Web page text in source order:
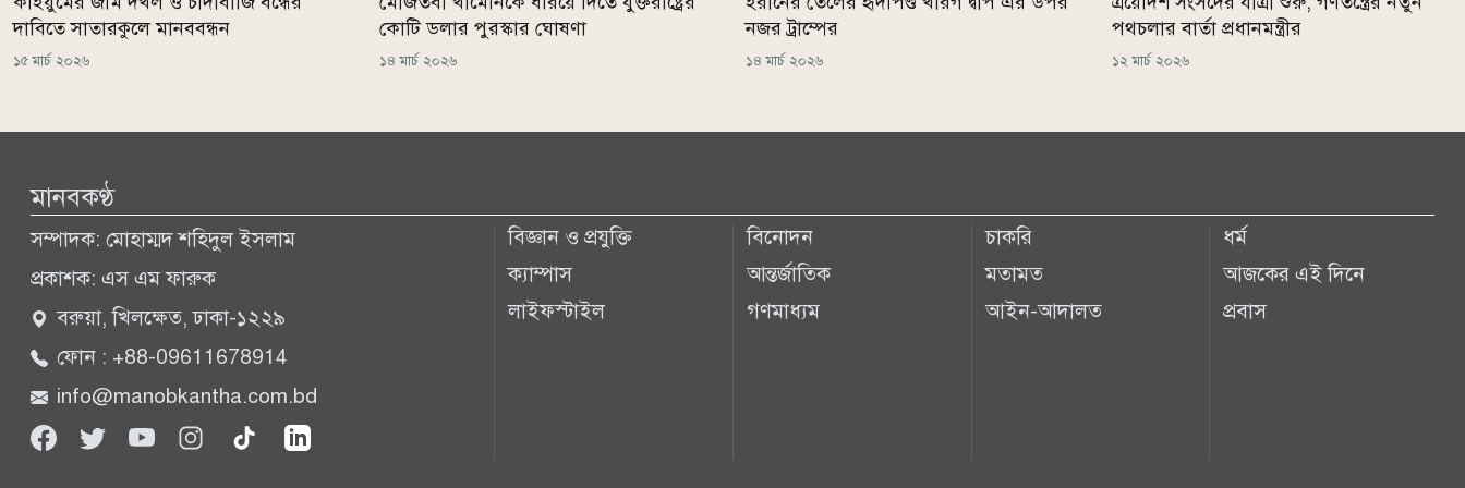
দাবিতে সাতারকুলে মানববন্ধন
১৫ মার্চ ২০২৬
কোটি ডলার পুরস্কার ঘোষণা
১৪ মার্চ ২০২৬
নজর ট্রাম্পের
১৪ মার্চ ২০২৬
পথচলার বার্তা প্রধানমন্ত্রীর
১২ মার্চ ২০২৬
মানবকণ্ঠ
সম্পাদক: মোহাম্মদ শহিদুল ইসলাম
প্রকাশক: এস এম ফারুক
বরুয়া, খিলক্ষেত, ঢাকা-১২২৯
ফোন : +88-09611678914
info@manobkantha.com.bd
বিজ্ঞান ও প্রযুক্তি
ক্যাম্পাস
লাইফস্টাইল
বিনোদন
আন্তর্জাতিক
গণমাধ্যম
চাকরি
মতামত
আইন-আদালত
ধর্ম
আজকের এই দিনে
প্রবাস